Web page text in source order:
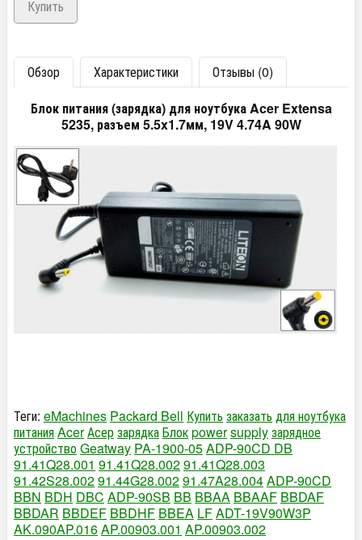
Обзор Характеристики
Отзывы (0)
Блок питания (зарядка) для ноутбука Acer Extensa
5235, разъем 5.5x1.7мм, 19V 4.74A 90W
Теги: eMachines Packard Bell Купить заказать для ноутбука
питанияAcerАсерзарядкаБлокpowersupplyзарядное
устройствоGeatway PA-1900-05ADP-90CD DB
91.41Q28.001 91.41Q28.00291.41Q28.003
91.42S28.00291.44G28.00291.47A28.004ADP-90CD
BBN BDH DBC ADP-90SB BB BBAA BBAAF BBDAF
BBDAR BBDEF BBDHF BBEA LFADT-19V90W3P
AK.090AP.016AP.00903.001 AP.00903.002